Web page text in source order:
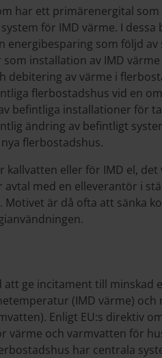
har ett primärenergital som
för IMD värme. I dessa
energibesparing som följd
installation av IMD
debitering av värme i
flerbostadshus vid en
befintliga installationer för
ändring av befintligt
flerbostadshus.
kallvatten eller för IMD el,
med en elleverantör i
är då ofta att sänka
att ge incitament till minskad
(IMD värme) och
Enligt EU:s direktiv
värme och varmvatten för
har centrala